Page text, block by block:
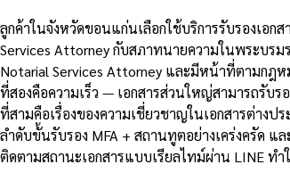
ลูกค้าในจังหวัดขอนแก่นเลือกใช้บริการรับรองเอ
Services Attorney กับสภาทนายความในพระบร
Notarial Services Attorney และมีหน้าที่ตามกฎ
ที่สองคือความเร็ว — เอกสารส่วนใหญ่สามารถรับร
ที่สามคือเรื่องของความเชี่ยวชาญในเอกสารต่าง
ลำดับขั้นรับรอง MFA + สถานทูตอย่างเคร่งครัด
ติดตามสถานะเอกสารแบบเรียลไทม์ผ่าน LINE ท